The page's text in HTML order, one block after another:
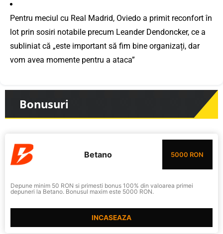
Pentru meciul cu Real Madrid, Oviedo a primit reconfort în
lot prin sosiri notabile precum Leander Dendoncker, ce a
subliniat că „este important să fim bine organizați, dar
vom avea momente pentru a ataca”
Bonusuri
Betano 5000 RON
Depune minim 50 RON si primesti bonus 100% din valoarea primei
depuneri la Betano. Bonusul maxim este 5000 RON.
INCASEAZA